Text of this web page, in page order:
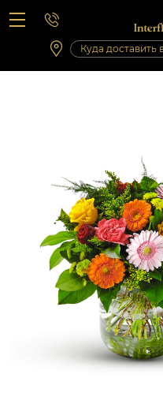
Вопросы-ответы
Сб 10:00 ‐ 14:00
Выходные и